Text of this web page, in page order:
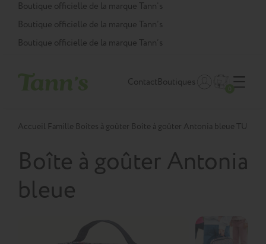
Panneau de gestion des cookies
Boutique officielle de la marque Tann’s
Boutique officielle de la marque Tann’s
Boutique officielle de la marque Tann’s
ContactBoutiques
Accueil Famille Boîtes à goûter Boîte à goûter Antonia bleue TU
Boîte à goûter Antonia
bleue